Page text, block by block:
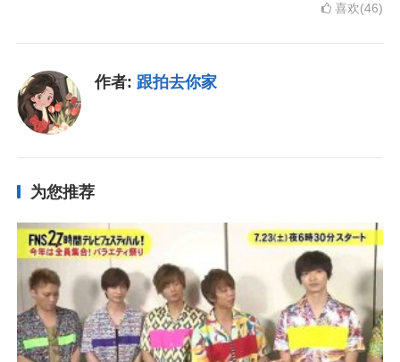
喜欢(46)
作者: 跟拍去你家
为您推荐